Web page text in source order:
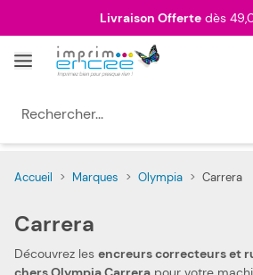
Livraison Offertedès
Menu
Accueil > Marques > Olympia > Carrera
Carrera
Découvrez les encreurs correcteurs et